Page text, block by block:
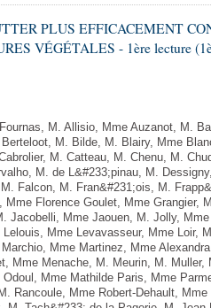
lois
lois
PLUS EFFICACEMENT
VÉGÉTALES - 1ère lecture
M. Allisio, Mme Auzanot, M.
M. Bilde, M. Blairy, Mme
M. Catteau, M. Chenu, M.
M. de L&#233;pinau, M.
Falcon, M. Fran&#231;ois, M.
Mme Florence Goulet, Mme Grangier,
Jacobelli, Mme Jaouen, M. Jolly,
Mme Levavasseur, Mme Loir,
Mme Martinez, Mme
Mme Menache, M. Meurin, M. Muller,
Odoul, Mme Mathilde Paris, Mme
Rancoule, Mme Robert-Dehault,